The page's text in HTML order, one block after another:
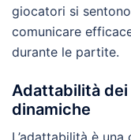
giocatori si
comunicare
durante le partite.
Adattabilità
dinamiche